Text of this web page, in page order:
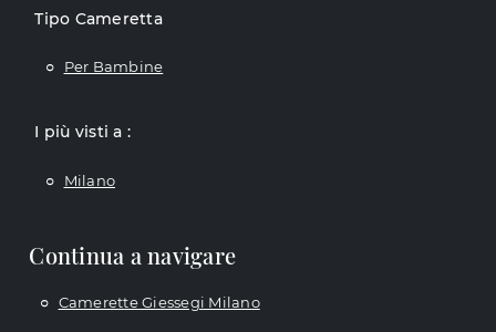
Tipo Cameretta
Per Bambine
I più visti a :
Milano
Continua a navigare
Camerette Giessegi Milano